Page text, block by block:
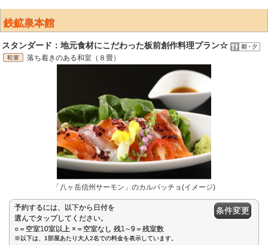
鉄鉱泉本館
スタンダード：地元食材にこだわった板前創作料理プラン☆
落ち着きのある和室（８畳）
「八ヶ岳信州サーモン」のカルパッチョ(イメージ)
予約するには、以下から日付を
選んでタップしてください。
○＝空室10室以上 ×＝空室なし 残1∼9＝残室数
条件変更
※以下は、1部屋あたり大人2名での料金を表示しています。